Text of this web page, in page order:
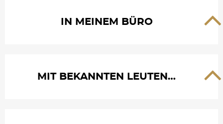
IN MEINEM BÜRO
MIT BEKANNTEN LEUTEN…